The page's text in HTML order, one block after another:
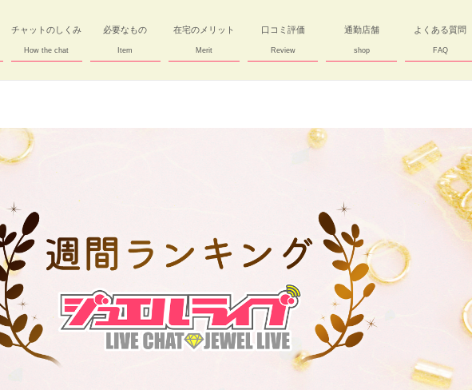
チャットのしくみ
How the chat
必要なもの
Item
在宅のメリット
Merit
口コミ評価
Review
通勤店舗
shop
よくある質問
FAQ